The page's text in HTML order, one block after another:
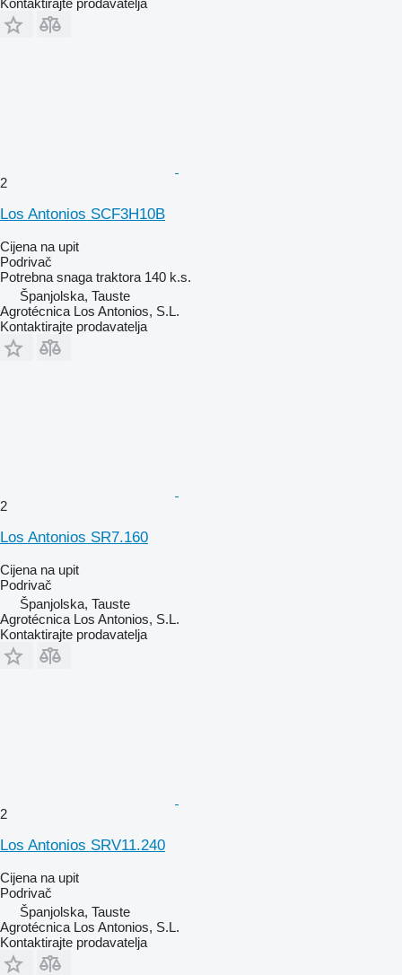
2
Los Antonios SCF3H10B
Cijena na upit
Podrivač
Potrebna snaga traktora 140 k.s.
Španjolska, Tauste
Agrotécnica Los Antonios, S.L.
Kontaktirajte prodavatelja
2
Los Antonios SR7.160
Cijena na upit
Podrivač
Španjolska, Tauste
Agrotécnica Los Antonios, S.L.
Kontaktirajte prodavatelja
2
Los Antonios SRV11.240
Cijena na upit
Podrivač
Španjolska, Tauste
Agrotécnica Los Antonios, S.L.
Kontaktirajte prodavatelja